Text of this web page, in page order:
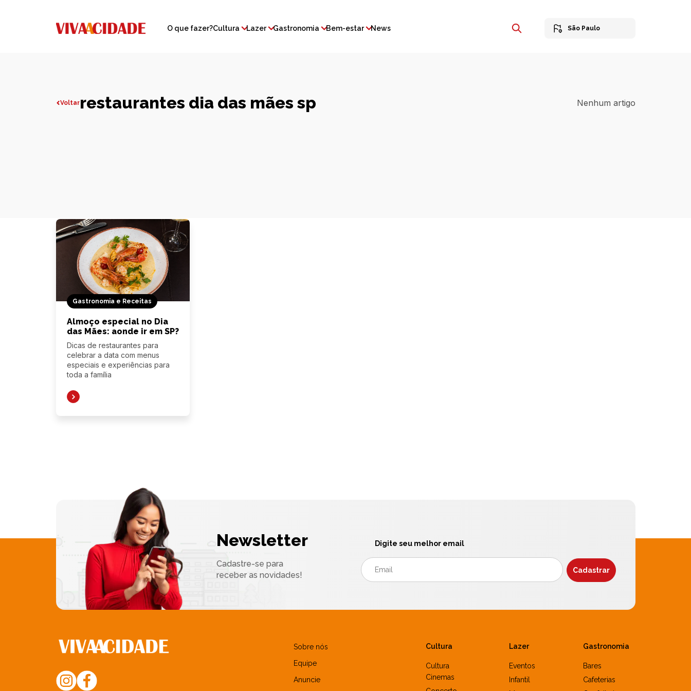
O que fazer?Cultura Lazer Gastronomia Bem-estar News São Paulo
Voltarrestaurantes dia das mães sp Nenhum artigo
Gastronomia e Receitas
Almoço especial no Dia
das Mães: aonde ir em SP?
Dicas de restaurantes para
celebrar a data com menus
especiais e experiências para
toda a família
Newsletter
Cadastre-se para
receber as novidades!
Digite seu melhor email
Sobre nós
Equipe
Anuncie
Cultura
Cultura
Cinemas
Lazer
Eventos
Infantil
Gastronomia
Bares
Cafeterias